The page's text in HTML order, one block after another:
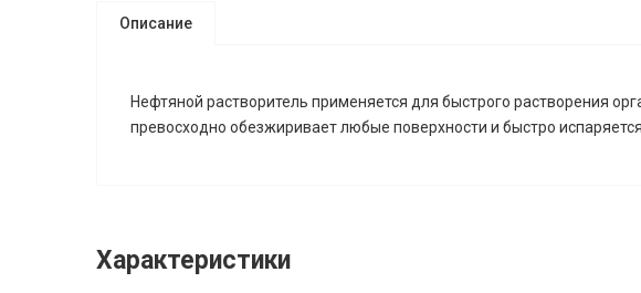
Описание
Нефтяной растворитель применяется для быстрого растворения
превосходно обезжиривает любые поверхности и быстро испаряется.
Характеристики